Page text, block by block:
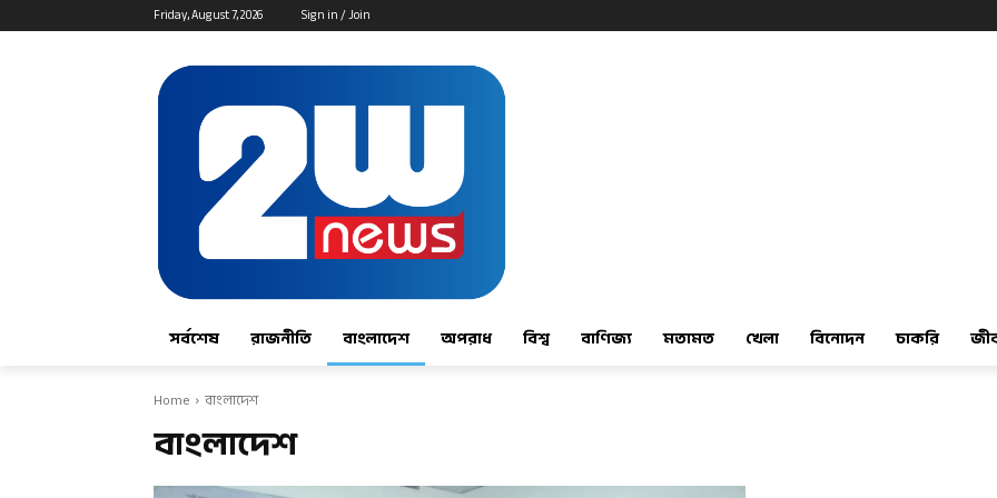
Friday, August 7, 2026 Sign in / Join
সর্বশেষ রাজনীতি বাংলাদেশ অপরাধ বিশ্ব বাণিজ্য মতামত খেলা বিনোদন চাকরি
Home বাংলাদেশ
বাংলাদেশ